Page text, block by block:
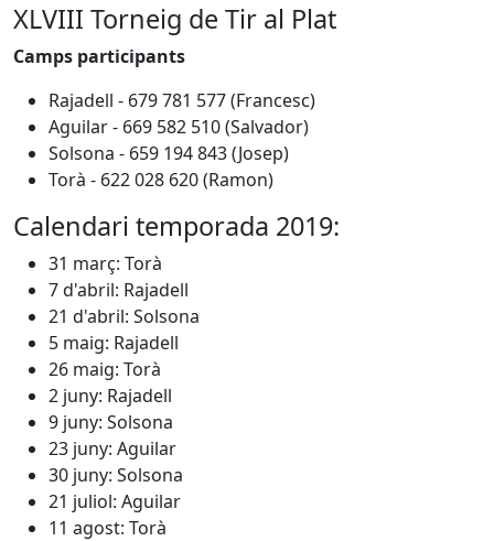
XLVIII Torneig de Tir al Plat
Camps participants
Rajadell - 679 781 577 (Francesc)
Aguilar - 669 582 510 (Salvador)
Solsona - 659 194 843 (Josep)
Torà - 622 028 620 (Ramon)
Calendari temporada 2019:
31 març: Torà
7 d'abril: Rajadell
21 d'abril: Solsona
5 maig: Rajadell
26 maig: Torà
2 juny: Rajadell
9 juny: Solsona
23 juny: Aguilar
30 juny: Solsona
21 juliol: Aguilar
11 agost: Torà